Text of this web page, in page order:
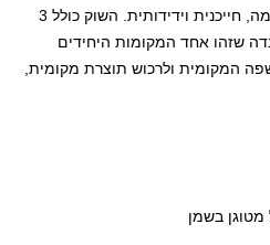
שהיא אמידה מחד אבל מאידך חמה, חייכנית וידידותית. השוק כולל 3
שזהו אחד המקומות היחידים
המקומית ולרכוש תוצרת מקומית,